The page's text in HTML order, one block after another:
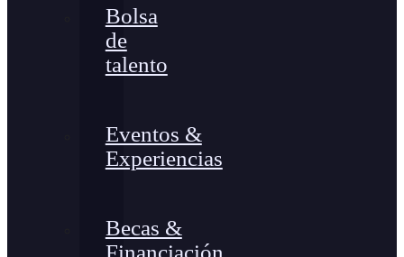
Bolsa
de
talento
Eventos &
Experiencias
Becas &
Financiación